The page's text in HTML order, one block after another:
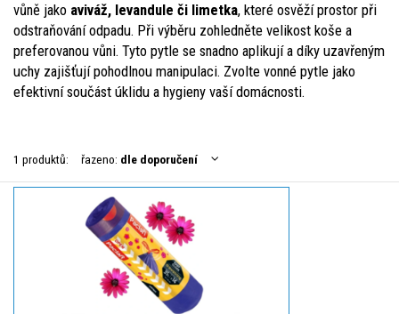
vůně jako aviváž, levandule či limetka, které osvěží prostor při
odstraňování odpadu. Při výběru zohledněte velikost koše a
preferovanou vůni. Tyto pytle se snadno aplikují a díky uzavřeným
uchy zajišťují pohodlnou manipulaci. Zvolte vonné pytle jako
efektivní součást úklidu a hygieny vaší domácnosti.
1 produktů: řazeno: dle doporučení